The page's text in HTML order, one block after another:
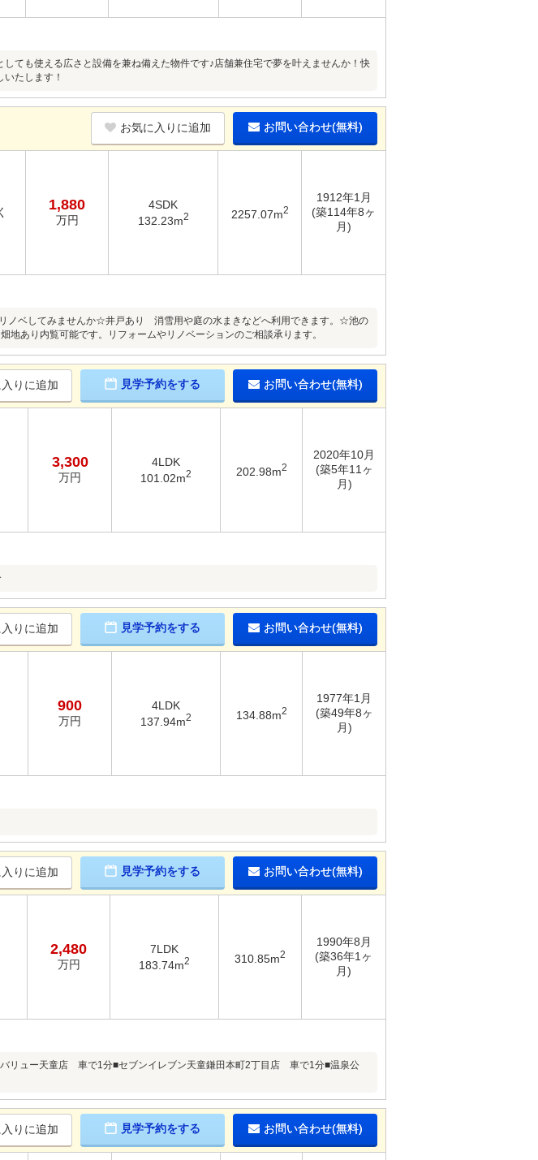
ても使える広さと設備を兼ね備えた物件です♪店舗兼住宅で夢を叶えませんか！快
たします！
お気に入りに追加 お問い合わせ(無料)
1,880
万円
4SDK
132.23m2 2257.07m2
1912年1月
(築114年8ヶ
月)
ベしてみませんか☆井戸あり 消雪用や庭の水まきなどへ利用できます。☆池の
あり内覧可能です。リフォームやリノベーションのご相談承ります。
りに追加 見学予約をする お問い合わせ(無料)
3,300
万円
4LDK
101.02m2 202.98m2
2020年10月
(築5年11ヶ
月)
りに追加 見学予約をする お問い合わせ(無料)
900
万円
4LDK
137.94m2 134.88m2
1977年1月
(築49年8ヶ
月)
りに追加 見学予約をする お問い合わせ(無料)
2,480
万円
7LDK
183.74m2 310.85m2
1990年8月
(築36年1ヶ
月)
ュー天童店 車で1分■セブンイレブン天童鎌田本町2丁目店 車で1分■温泉公
りに追加 見学予約をする お問い合わせ(無料)